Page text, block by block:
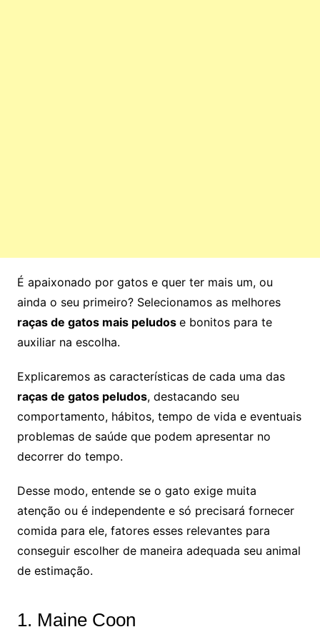
É apaixonado por gatos e quer ter mais um, ou
ainda o seu primeiro? Selecionamos as melhores
raças de gatos mais peludos e bonitos para te
auxiliar na escolha.
Explicaremos as características de cada uma das
raças de gatos peludos, destacando seu
comportamento, hábitos, tempo de vida e eventuais
problemas de saúde que podem apresentar no
decorrer do tempo.
Desse modo, entende se o gato exige muita
atenção ou é independente e só precisará fornecer
comida para ele, fatores esses relevantes para
conseguir escolher de maneira adequada seu animal
de estimação.
1. Maine Coon